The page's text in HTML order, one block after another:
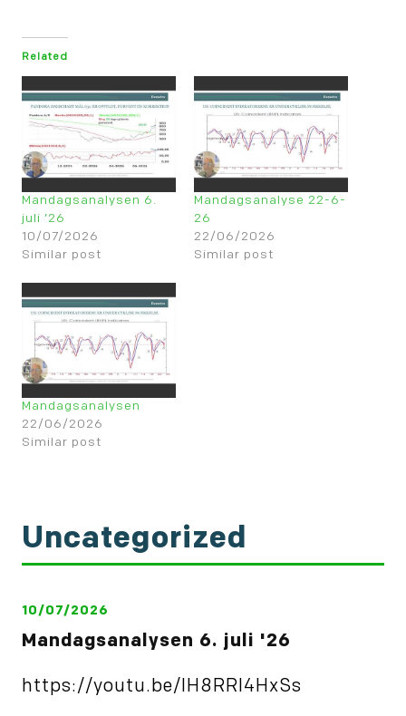
Related
Mandagsanalysen 6.
juli ’26
10/07/2026
Similar post
Mandagsanalyse 22-6-
26
22/06/2026
Similar post
Mandagsanalysen
22/06/2026
Similar post
Uncategorized
10/07/2026
Mandagsanalysen 6. juli '26
https://youtu.be/IH8RRl4HxSs